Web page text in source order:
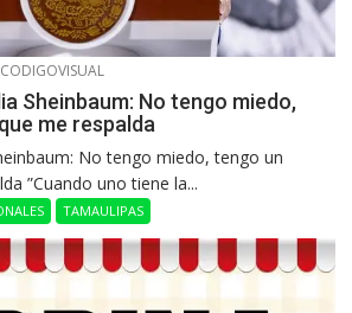
CODIGOVISUAL
Sheinbaum: No tengo miedo,
me respalda
No tengo miedo, tengo un
”Cuando uno tiene la...
TAMAULIPAS